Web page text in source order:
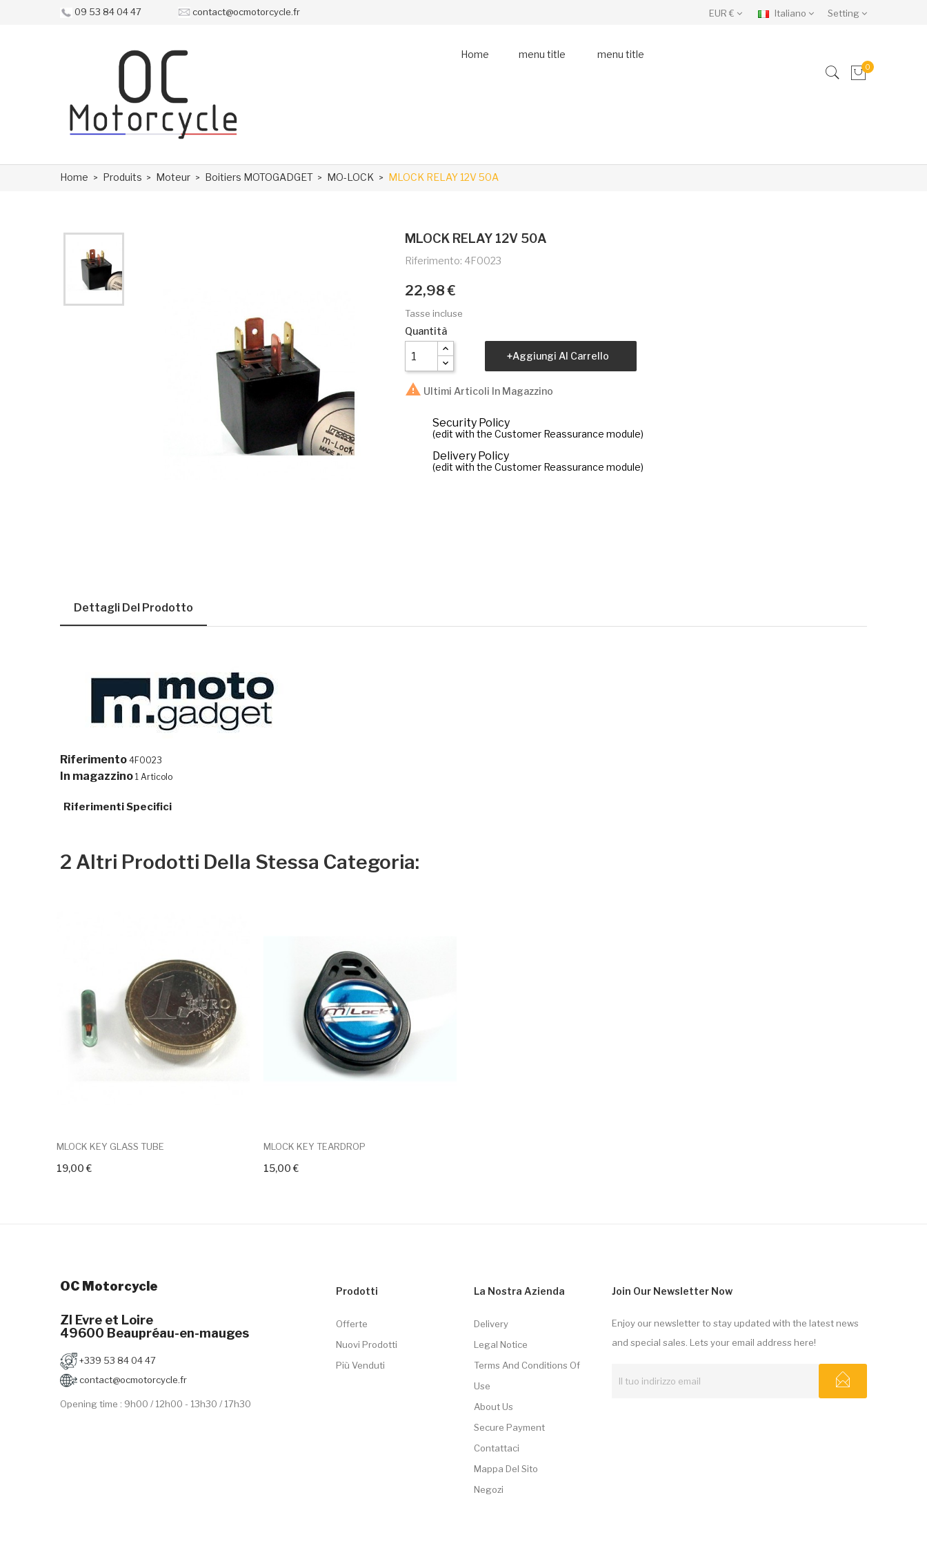
Setting
Italiano
EUR €
09 53 84 04 47 contact@ocmotorcycle.fr
Home menu title menu title
0
Home Produits Moteur Boitiers MOTOGADGET MO-LOCK MLOCK RELAY 12V 50A
MLOCK RELAY 12V 50A
Riferimento: 4F0023
22,98 €
Tasse incluse
Quantità
Aggiungi Al Carrello
 Ultimi Articoli In Magazzino
Security Policy
(edit with the Customer Reassurance module)
Delivery Policy
(edit with the Customer Reassurance module)
Dettagli Del Prodotto
Riferimento 4F0023
In magazzino 1 Articolo
Riferimenti Specifici
2 Altri Prodotti Della Stessa Categoria:
MLOCK KEY GLASS TUBE
19,00 €
+ Add To Cart
MLOCK KEY TEARDROP
15,00 €
+ Add To Cart
OC Motorcycle
ZI Evre et Loire
49600 Beaupréau-en-mauges
+339 53 84 04 47
contact@ocmotorcycle.fr
Opening time : 9h00 / 12h00 - 13h30 / 17h30
Prodotti
Offerte
Nuovi Prodotti
Più Venduti
La Nostra Azienda
Delivery
Legal Notice
Terms And Conditions Of
Use
About Us
Secure Payment
Contattaci
Mappa Del Sito
Negozi
Join Our Newsletter Now
Enjoy our newsletter to stay updated with the latest news
and special sales. Lets your email address here!